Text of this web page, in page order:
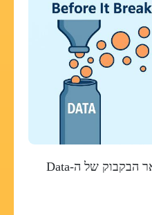
Data Mesh - לפרק את צוואר הבקבוק של ה-Data